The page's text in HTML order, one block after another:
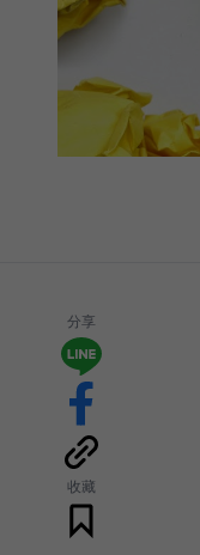
分享
收藏